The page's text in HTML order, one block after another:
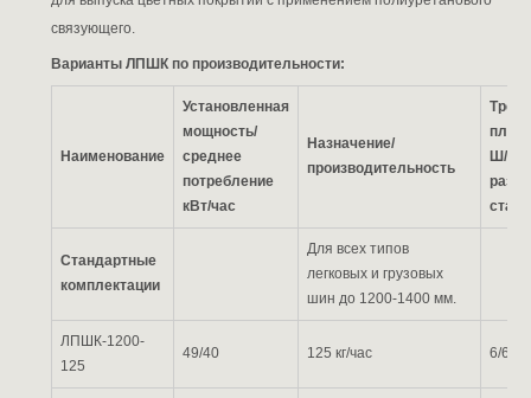
связующего.
Варианты ЛПШК по производительности:
Наименование
Установленная
мощность/
среднее
потребление
кВт/час
Назначение/
производительность
Ш/В)
Стандартные
комплектации
Для всех типов
легковых и грузовых
шин до 1200-1400 мм.
ЛПШК-1200-
125
49/40 125 кг/час 6/6/3